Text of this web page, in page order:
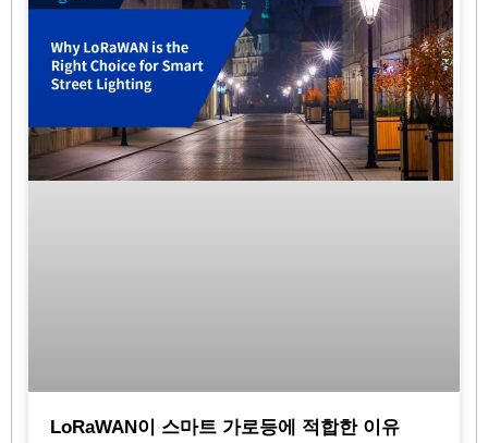
LoRaWAN이 스마트 가로등에 적합한 이유